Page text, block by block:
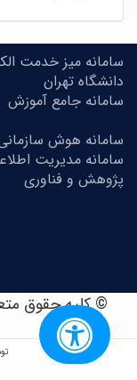
سامانه میز خدمت
دانشگاه تهران
سامانه جامع آموزش
سامانه هوش
سامانه مدیریت
پژوهش و فناوری
© کلیه حقوق